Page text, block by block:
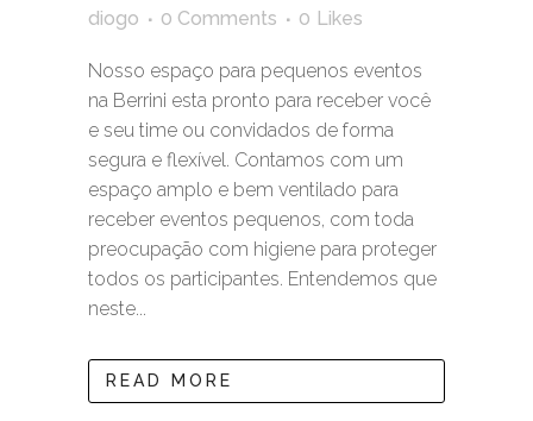
diogo
0 Comments 0 Likes
Nosso espaço para pequenos eventos
na Berrini esta pronto para receber você
e seu time ou convidados de forma
segura e flexível. Contamos com um
espaço amplo e bem ventilado para
receber eventos pequenos, com toda
preocupação com higiene para proteger
todos os participantes. Entendemos que
neste...
READ MORE